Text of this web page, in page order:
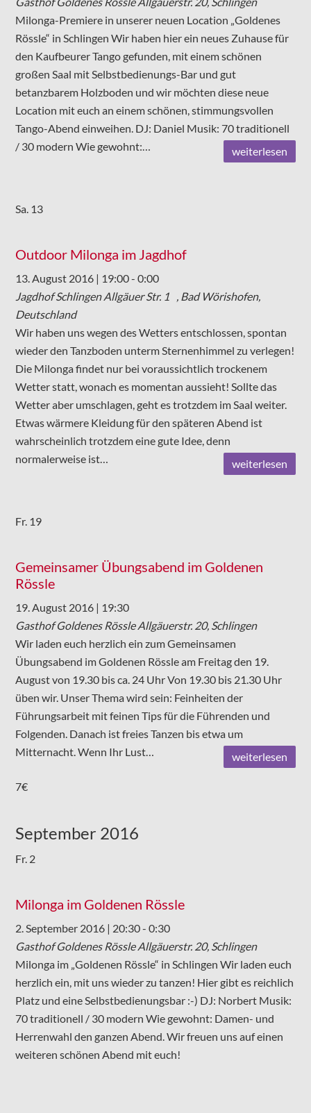
Milonga-Premiere in unserer neuen Location „Goldenes
Rössle“ in Schlingen Wir haben hier ein neues Zuhause für
den Kaufbeurer Tango gefunden, mit einem schönen
großen Saal mit Selbstbedienungs-Bar und gut
betanzbarem Holzboden und wir möchten diese neue
Location mit euch an einem schönen, stimmungsvollen
Tango-Abend einweihen. DJ: Daniel Musik: 70 traditionell
/ 30 modern Wie gewohnt:…
weiterlesen
Sa. 13
Outdoor Milonga im Jagdhof
13. August 2016 | 19:00-0:00
Jagdhof SchlingenAllgäuer Str. 1 , Bad Wörishofen,
Deutschland
Wir haben uns wegen des Wetters entschlossen, spontan
wieder den Tanzboden unterm Sternenhimmel zu verlegen!
Die Milonga findet nur bei voraussichtlich trockenem
Wetter statt, wonach es momentan aussieht! Sollte das
Wetter aber umschlagen, geht es trotzdem im Saal weiter.
Etwas wärmere Kleidung für den späteren Abend ist
wahrscheinlich trotzdem eine gute Idee, denn
normalerweise ist…
weiterlesen
Fr. 19
Gemeinsamer Übungsabend im Goldenen
Rössle
19. August 2016 | 19:30
Gasthof Goldenes RössleAllgäuerstr. 20, Schlingen
Wir laden euch herzlich ein zum Gemeinsamen
Übungsabend im Goldenen Rössle am Freitag den 19.
August von 19.30 bis ca. 24 Uhr Von 19.30 bis 21.30 Uhr
üben wir. Unser Thema wird sein: Feinheiten der
Führungsarbeit mit feinen Tips für die Führenden und
Folgenden. Danach ist freies Tanzen bis etwa um
Mitternacht. Wenn Ihr Lust…
weiterlesen
7€
September 2016
Fr. 2
Milonga im Goldenen Rössle
2. September 2016 | 20:30-0:30
Gasthof Goldenes RössleAllgäuerstr. 20, Schlingen
Milonga im „Goldenen Rössle“ in Schlingen Wir laden euch
herzlich ein, mit uns wieder zu tanzen! Hier gibt es reichlich
Platz und eine Selbstbedienungsbar :-) DJ: Norbert Musik:
70 traditionell / 30 modern Wie gewohnt: Damen- und
Herrenwahl den ganzen Abend. Wir freuen uns auf einen
weiteren schönen Abend mit euch!